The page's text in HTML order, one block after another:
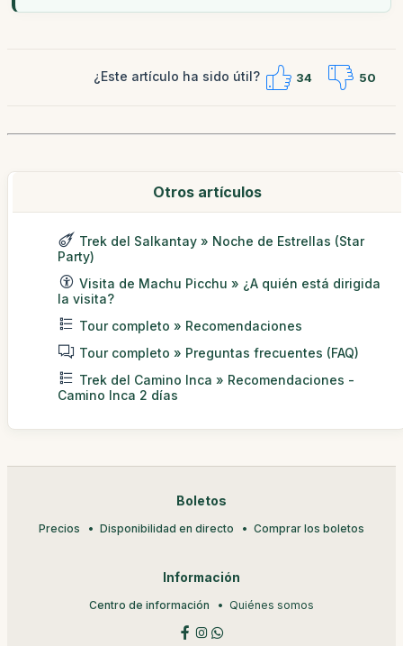
¿Este artículo ha sido útil? 34 50
Otros artículos
Trek del Salkantay » Noche de Estrellas (Star
Party)
Visita de Machu Picchu » ¿A quién está dirigida
la visita?
Tour completo » Recomendaciones
Tour completo » Preguntas frecuentes (FAQ)
Trek del Camino Inca » Recomendaciones -
Camino Inca 2 días
Boletos
Precios Disponibilidad en directo Comprar los boletos
Información
Centro de información Quiénes somos